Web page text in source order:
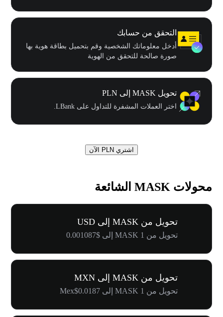
التحقق من حسابك
أدخل معلوماتك الشخصية وقم بتحميل بطاقة هوية بها
صورة صالحة للتحقق من الهوية
تحويل MASK إلى PLN
اختر العملات المشفرة للتداول على LBank.
اشتري PLN الآن
محولات MASK الشائعة
تحويل من MASK إلى USD
تحويل من 1 MASK إلى $0.001087
تحويل من MASK إلى MXN
تحويل من 1 MASK إلى Mex$0.0187